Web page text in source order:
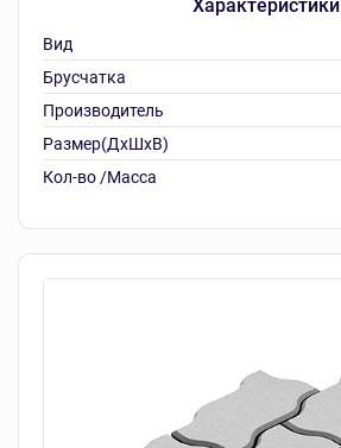
Характеристики
Вид
Брусчатка
Производитель
Размер(ДхШхВ)
Кол-во /Масса